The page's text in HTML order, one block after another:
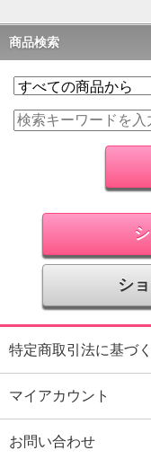
商品検索
シ
特定商取引法に基づ
マイアカウント
お問い合わせ